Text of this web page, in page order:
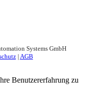
Systems GmbH
| AGB
Benutzererfahrung zu